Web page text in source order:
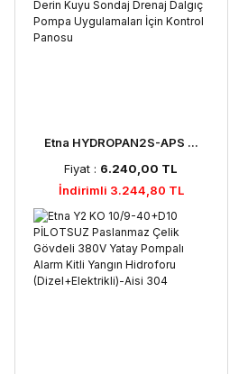
Etna HYDROPAN2S-APS ...
Fiyat : 6.240,00 TL
İndirimli 3.244,80 TL